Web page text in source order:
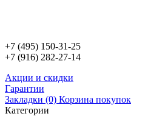
+7 (495) 150-31-25
+7 (916) 282-27-14
Aкции и скидки
Гарантии
Закладки (0) Корзина покупок
Категории